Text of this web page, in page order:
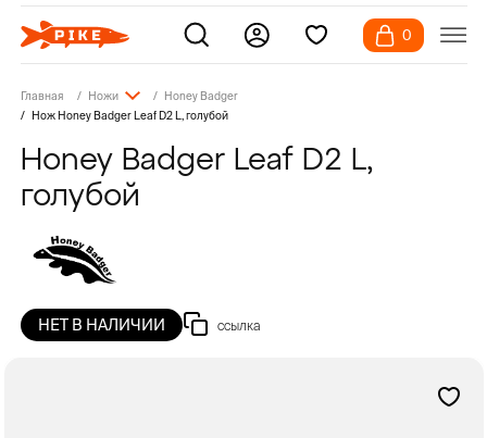
0
Главная Ножи
Honey Badger
Нож Honey Badger Leaf D2 L, голубой
Honey Badger Leaf D2 L,
голубой
НЕТ В НАЛИЧИИ ссылка